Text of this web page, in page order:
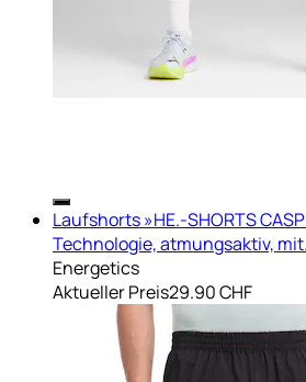
Laufshorts »HE.-SHORTS
Technologie, atmungsaktiv,
Energetics
Aktueller Preis29.90 CHF